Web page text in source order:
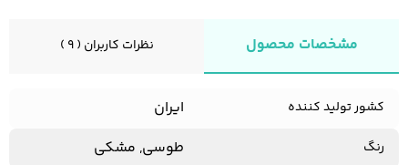
مشخصات محصول نظرات کاربران ( 9 )
کشور تولید کننده ایران
رنگ طوسی, مشکی